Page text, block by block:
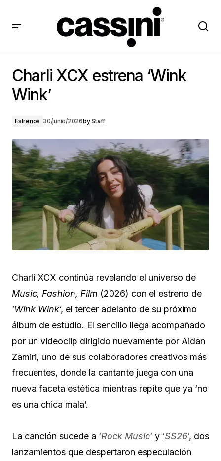
Charli XCX estrena ‘Wink
Wink’
Estrenos 30/junio/2026byStaff
Charli XCX continúa revelando el universo de
Music, Fashion, Film (2026) con el estreno de
‘Wink Wink‘, el tercer adelanto de su próximo
álbum de estudio. El sencillo llega acompañado
por un videoclip dirigido nuevamente por Aidan
Zamiri, uno de sus colaboradores creativos más
frecuentes, donde la cantante juega con una
nueva faceta estética mientras repite que ya ‘no
es una chica mala’.
La canción sucede a ‘Rock Music‘ y ‘SS26‘, dos
lanzamientos que despertaron especulación